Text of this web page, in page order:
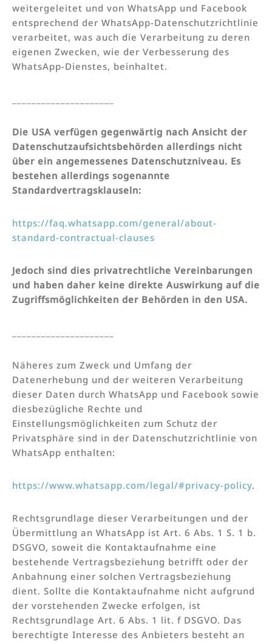
weitergeleitet und von WhatsApp und Facebook
entsprechend der WhatsApp-Datenschutzrichtlinie
verarbeitet, was auch die Verarbeitung zu deren
eigenen Zwecken, wie der Verbesserung des
WhatsApp-Dienstes, beinhaltet.
Die USA verfügen gegenwärtig nach Ansicht der
Datenschutzaufsichtsbehörden allerdings nicht
über ein angemessenes Datenschutzniveau. Es
bestehen allerdings sogenannte
Standardvertragsklauseln:
https://faq.whatsapp.com/general/about-
standard-contractual-clauses
Jedoch sind dies privatrechtliche Vereinbarungen
und haben daher keine direkte Auswirkung auf die
Zugriffsmöglichkeiten der Behörden in den USA.
Näheres zum Zweck und Umfang der
Datenerhebung und der weiteren Verarbeitung
dieser Daten durch WhatsApp und Facebook sowie
diesbezügliche Rechte und
Einstellungsmöglichkeiten zum Schutz der
Privatsphäre sind in der Datenschutzrichtlinie von
WhatsApp enthalten:
https://www.whatsapp.com/legal/#privacy-policy.
Rechtsgrundlage dieser Verarbeitungen und der
Übermittlung an WhatsApp ist Art. 6 Abs. 1 S. 1 b.
DSGVO, soweit die Kontaktaufnahme eine
bestehende Vertragsbeziehung betrifft oder der
Anbahnung einer solchen Vertragsbeziehung
dient. Sollte die Kontaktaufnahme nicht aufgrund
der vorstehenden Zwecke erfolgen, ist
Rechtsgrundlage Art. 6 Abs. 1 lit. f DSGVO. Das
berechtigte Interesse des Anbieters besteht an